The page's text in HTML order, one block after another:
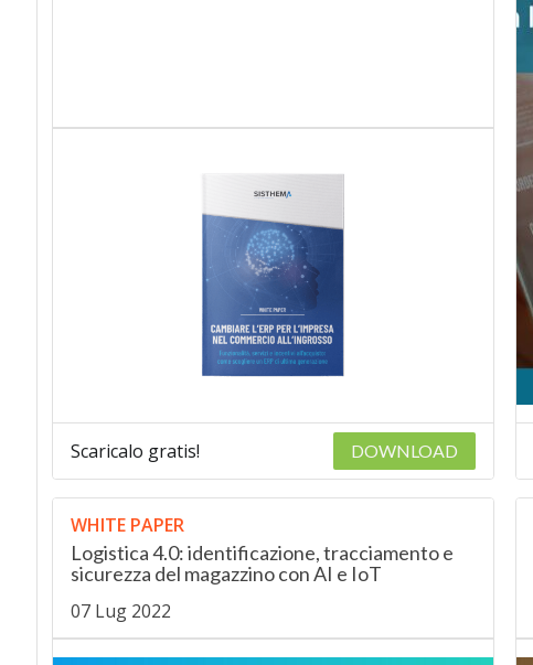
Scaricalo gratis! DOWNLOAD
WHITE PAPER
Logistica 4.0: identificazione, tracciamento e
sicurezza del magazzino con AI e IoT
07 Lug 2022